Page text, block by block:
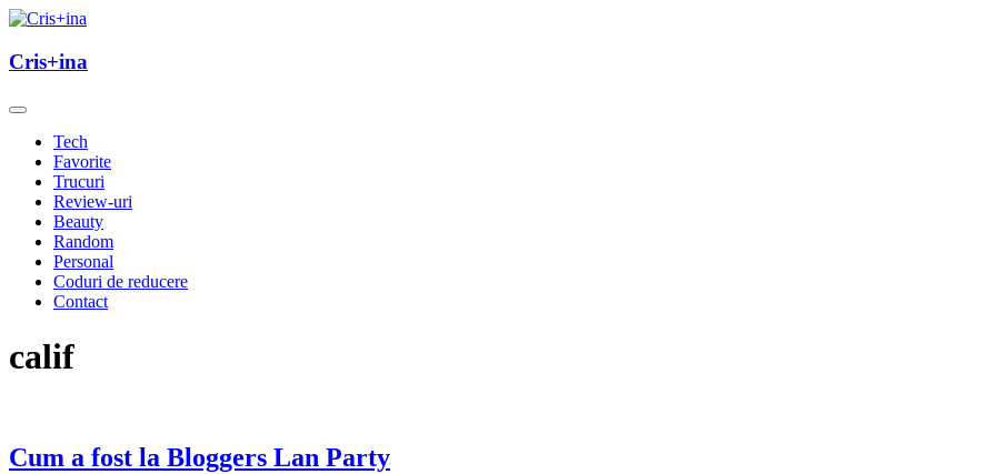
Skip
content
Cris+ina
Cris+ina
Tech
Favorite
Trucuri
Review-uri
Beauty
Random
Personal
Coduri de reducere
Contact
calif
Cum a fost la Bloggers Lan Party